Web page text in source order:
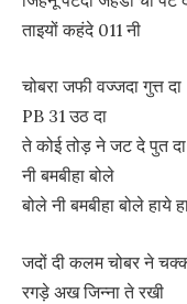
ताइयों कहंदे 011 नी
चोबरा जफी वज्जदा गुत्त दा
PB 31 उठ दा
ते कोई तोड़ ने जट दे पुत दा
नी बमबीहा बोले
बोले नी बमबीहा बोले हाये
जदों दी कलम चोबर ने
रगड़े अख जिन्ना ते रखी